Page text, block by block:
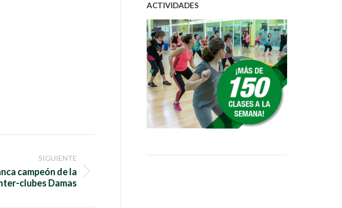
SIGUIENTE
campeón de la
clubes Damas
ACTIVIDADES